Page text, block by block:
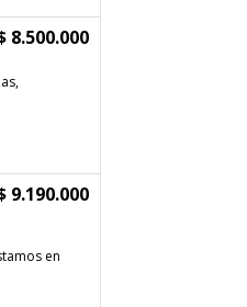
8.500.000
9.190.000
en